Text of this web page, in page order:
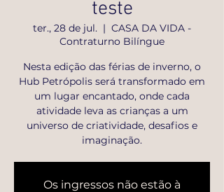
teste
ter., 28 de jul.
  |
CASA DA VIDA -
Contraturno Bilíngue
Nesta edição das férias de inverno, o
Hub Petrópolis será transformado em
um lugar encantado, onde cada
atividade leva as crianças a um
universo de criatividade, desafios e
imaginação.
Os ingressos não estão à